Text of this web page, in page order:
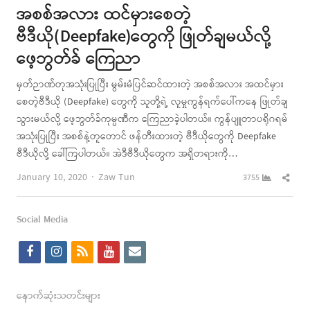
အစစ်အလား ထင်မှားစေတဲ့
ဗီဒီယို(Deepfake)တွေကို ဖြုတ်ချမယ်လို့
ဖေ့ဘွတ်ခ် ကြေညာ
မှတ်ဉာဏ်တုအသုံးပြုပြီး မွမ်းမံပြင်ဆင်ထားတဲ့ အစစ်အလား အထင်မှား
စေတဲ့ဗီဒီယို (Deepfake) တွေကို သူတို့ရဲ့ လူမှုကွန်ရက်ပေါ်ကနေ ဖြုတ်ချ
သွားမယ်လို့ ဖေ့ဘွတ်ခ်ကုမ္ပဏီက ကြေညာခဲ့ပါတယ်။ ကွန်ပျူတာပရိုဂရမ်
အသုံးပြုပြီး အစစ်နဲ့တူတောင် ဖန်တီးထားတဲ့ ဗီဒီယိုတွေကို Deepfake
ဗီဒီယိုလို့ ခေါ်ကြပါတယ်။ အဲဒီဗီဒီယိုတွေက အရှိတရားကို…
January 10, 2020
Author
Zaw Tun 3755
Social Media
f
c
i
s
r
s
y
e
နောက်ဆုံးသတင်းများ